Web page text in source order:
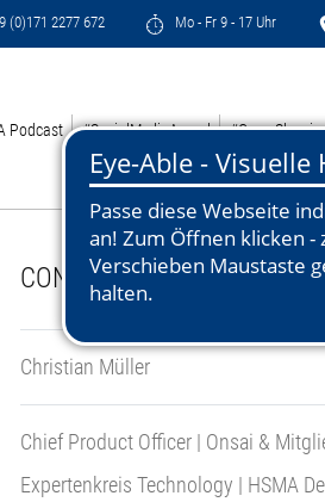
(0)171 2277 672 Mo - Fr 9 - 17 Uhr
Podcast #SocialMediaAward
CONTACT:
Christian Müller
Chief Product Officer | Onsai &
Expertenkreis Technology | HSMA